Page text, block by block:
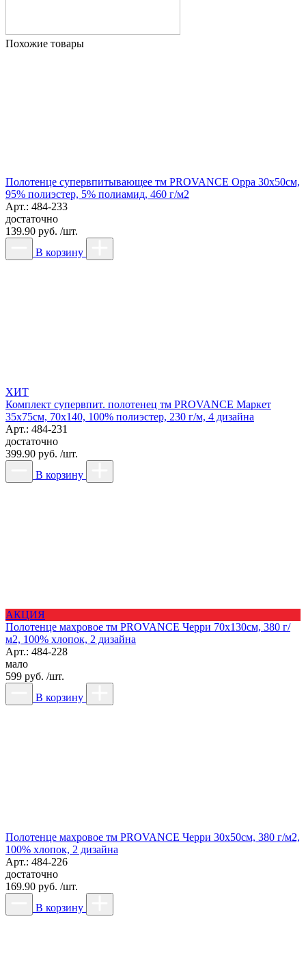
Похожие товары
Полотенце супервпитывающее тм PROVANCE Орра 30х50см,
95% полиэстер, 5% полиамид, 460 г/м2
Арт.: 484-233
достаточно
139.90 руб. /шт.
В корзину
ХИТ
Комплект супервпит. полотенец тм PROVANCE Маркет
35х75см, 70х140, 100% полиэстер, 230 г/м, 4 дизайна
Арт.: 484-231
достаточно
399.90 руб. /шт.
В корзину
АКЦИЯ
Полотенце махровое тм PROVANCE Черри 70х130см, 380 г/
м2, 100% хлопок, 2 дизайна
Арт.: 484-228
мало
599 руб. /шт.
В корзину
Полотенце махровое тм PROVANCE Черри 30х50см, 380 г/м2,
100% хлопок, 2 дизайна
Арт.: 484-226
достаточно
169.90 руб. /шт.
В корзину